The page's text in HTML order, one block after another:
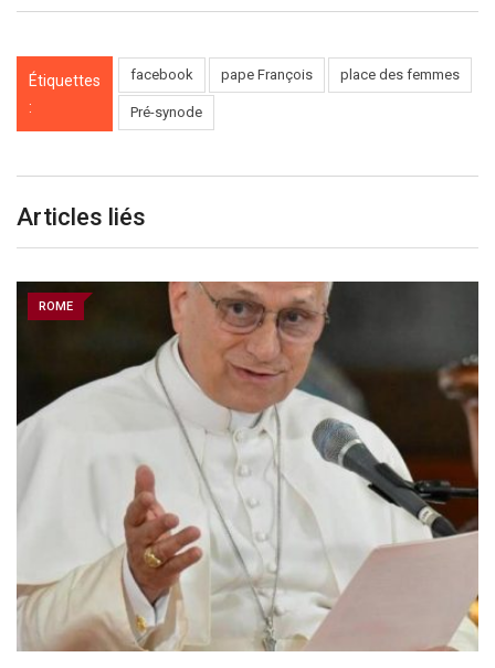
Étiquettes
:
facebook pape François place des femmes
Pré-synode
Articles liés
ROME